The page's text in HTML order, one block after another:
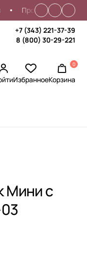
Проблемы со входом?
+7 (343) 221-37-39
8 (800) 30-29-221
Избранное
0
Корзина
Мини с